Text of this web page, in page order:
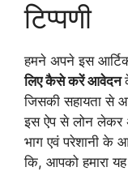
टिप्पणी
हमने अपने इस
लिए कैसे करें आवेदन
जिसकी सहायता से
इस ऐप से लोन लेकर
भाग एवं परेशानी
कि, आपको हमारा